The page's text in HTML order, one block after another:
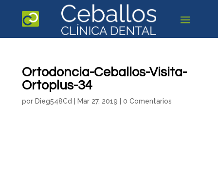
Ortodoncia-Ceballos-Visita-
Ortoplus-34
por Dieg548Cd Mar 27, 2019 0 Comentarios